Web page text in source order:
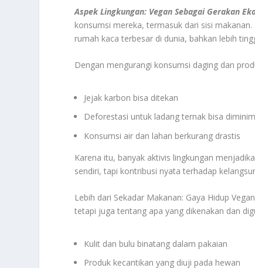
Aspek Lingkungan: Vegan Sebagai Gerakan
konsumsi mereka, termasuk dari sisi
rumah kaca terbesar di dunia, bahkan lebih
Dengan mengurangi konsumsi daging dan
Jejak karbon bisa ditekan
Deforestasi untuk ladang ternak bisa
Konsumsi air dan lahan berkurang drastis
Karena itu, banyak aktivis lingkungan
sendiri, tapi kontribusi nyata terhadap
Lebih dari Sekadar Makanan: Gaya Hidup
tetapi juga tentang apa yang dikenakan dan
Kulit dan bulu binatang dalam pakaian
Produk kecantikan yang diuji pada hewan